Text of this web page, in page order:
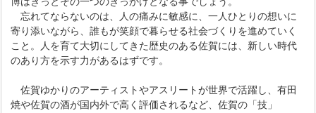
忘れてならないのは、人の痛みに敏感に、一人ひとりの想いに
寄り添いながら、誰もが笑顔で暮らせる社会づくりを進めていく
こと。人を育て大切にしてきた歴史のある佐賀には、新しい時代
のあり方を示す力があるはずです。
佐賀ゆかりのアーティストやアスリートが世界で活躍し、有田
焼や佐賀の酒が国内外で高く評価されるなど、佐賀の「技」